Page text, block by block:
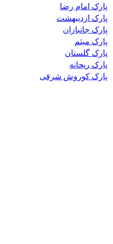
پارک امام رضا
پارک اردیبهشت
پارک جانبازان
پارک میثم
پارک گلستان
پارک ریحانه
پارک کوروش شرقی